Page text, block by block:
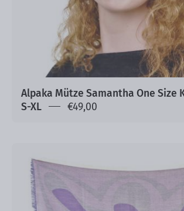
Alpaka Mütze Samantha One Size
S-XL
€49,00
Stola
aus